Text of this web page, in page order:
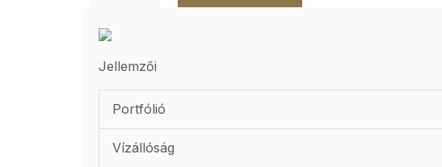
Jellemzői
Portfólió
Vízállóság